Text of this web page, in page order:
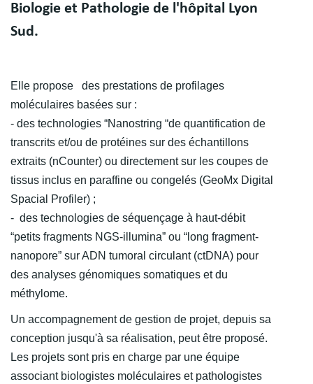
Biologie et Pathologie de l'hôpital Lyon
Sud.
Elle propose des prestations de profilages
moléculaires basées sur :
- des technologies “Nanostring “de quantification de
transcrits et/ou de protéines sur des échantillons
extraits (nCounter) ou directement sur les coupes de
tissus inclus en paraffine ou congelés (GeoMx Digital
Spacial Profiler) ;
- des technologies de séquençage à haut-débit
“petits fragments NGS-illumina” ou “long fragment-
nanopore” sur ADN tumoral circulant (ctDNA) pour
des analyses génomiques somatiques et du
méthylome.
Un accompagnement de gestion de projet, depuis sa
conception jusqu'à sa réalisation, peut être proposé.
Les projets sont pris en charge par une équipe
associant biologistes moléculaires et pathologistes